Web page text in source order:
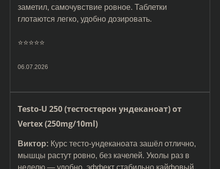
заметил, самочувствие ровное. Таблетки
глотаются легко, удобно дозировать.
⭐️⭐️⭐️⭐️⭐️
06.07.2026
Testo-U 250 (тестостерон ундеканоат) от
Vertex (250mg/10ml)
Виктор: Курс тесто-ундеканоата зашёл отлично,
мышцы растут ровно, без качелей. Уколы раз в